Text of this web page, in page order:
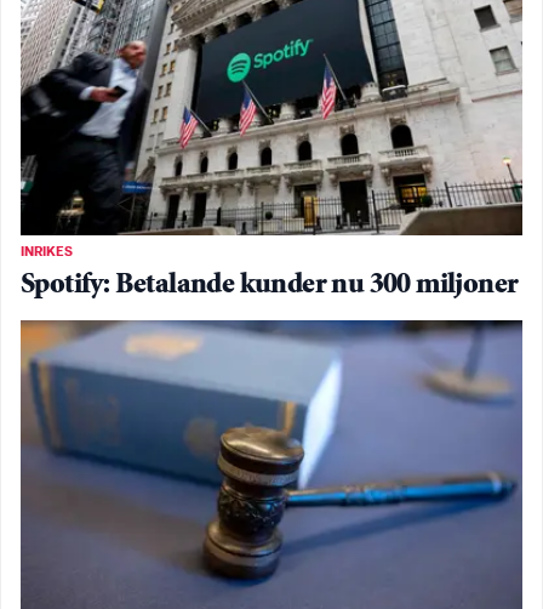
INRIKES
Spotify: Betalande kunder nu 300 miljoner